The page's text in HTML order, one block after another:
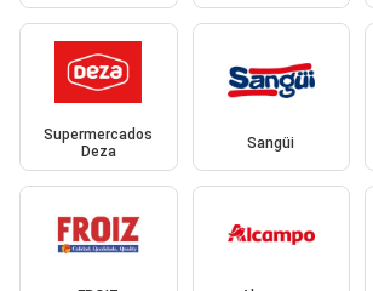
Supermercados
Deza
Sangüi